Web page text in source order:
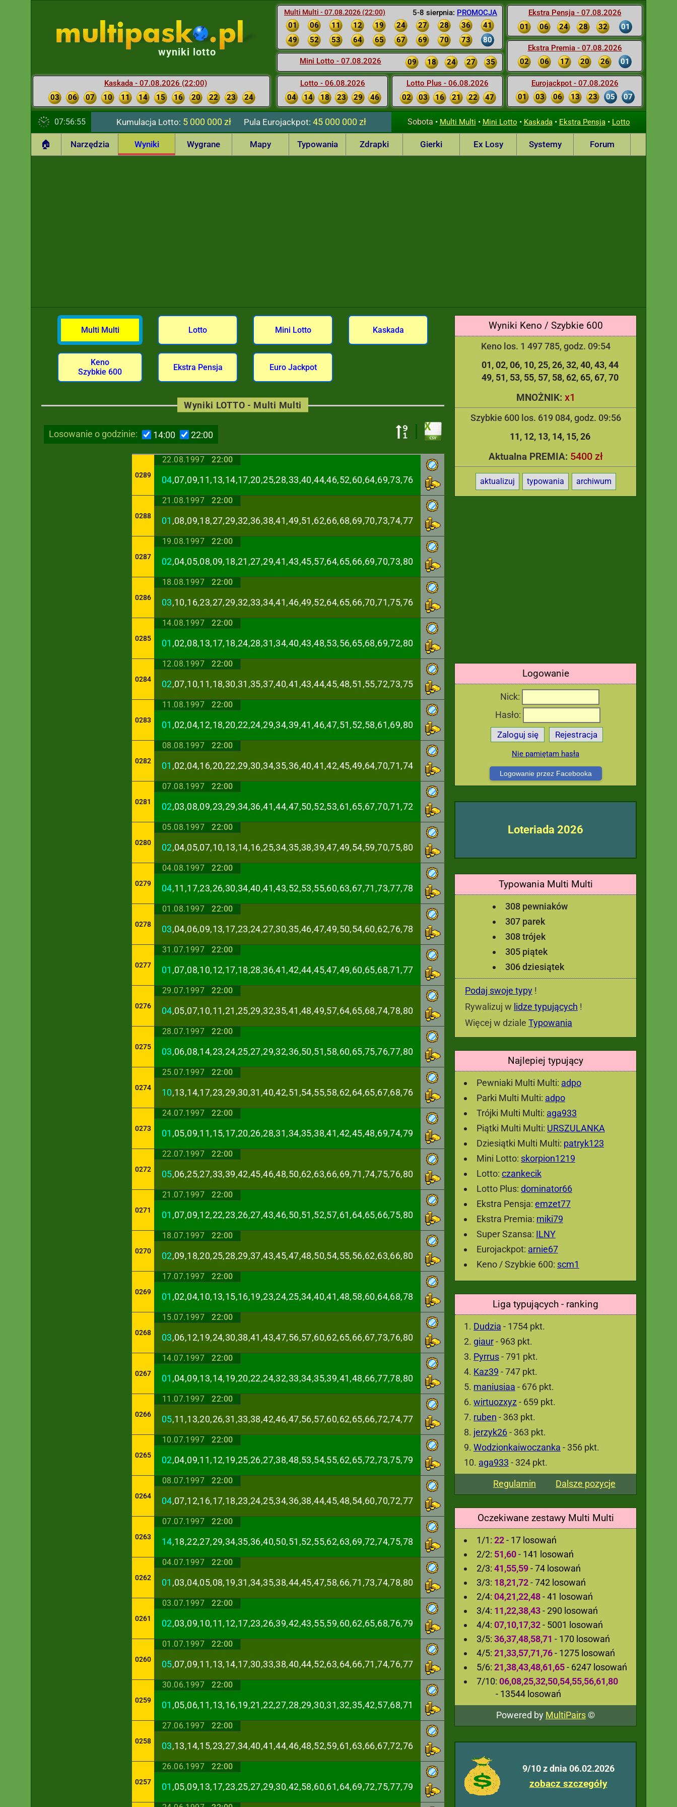
5-8 sierpnia: PROMOCJA
Multi Multi - 07.08.2026 (22:00)
01 06 11 12 19 24 27 28 36
41
49
52 53 64 65 67 69 70 73 80
Mini Lotto - 07.08.2026 09 18 24 27 35
Lotto - 06.08.2026
04
14 18 23 29 46
Lotto Plus - 06.08.2026
02
03 16 21 22 47
Ekstra Pensja - 07.08.2026
01
06 24 28 32 01
Ekstra Premia - 07.08.2026
02
06 17 20 26 01
Eurojackpot - 07.08.2026
01
03 06 13 23 05 07
wyniki lotto
Kaskada - 07.08.2026 (22:00)
03
06 07 10 11 14 15 16 20 22 23 24
07:56:56 Kumulacja Lotto: 5 000 000 zł PulaEurojackpot: 45 000 000 zł Sobota • Multi Multi • Mini Lotto • Kaskada• Ekstra Pensja• Lotto
🏠 Narzędzia Wyniki Wygrane Mapy Typowania Zdrapki Gierki Ex Losy Systemy Forum
Wyniki Keno / Szybkie 600
Keno los. 1 497 785, godz. 09:54
01 02 06 10 25 26 32 40 43 44
49 51 53 55 57 58 62 65 67 70
MNOŻNIK: x1
Szybkie 600 los. 619 084, godz. 09:56
11 12 13 14 15 26
Aktualna PREMIA: 5400 zł
aktualizuj typowania archiwum
Logowanie
Nick:
Hasło:
Zaloguj się Rejestracja
Nie pamiętam hasła
Logowanie przez Facebooka
Loteriada 2026
Typowania Multi Multi
308 pewniaków
307 parek
308 trójek
305 piątek
306 dziesiątek
Podaj swoje typy !
Rywalizuj w lidze typujących !
Więcej w dziale Typowania
Najlepiej typujący
Pewniaki Multi Multi: adpo
Parki Multi Multi: adpo
Trójki Multi Multi: aga933
Piątki Multi Multi: URSZULANKA
Dziesiątki Multi Multi: patryk123
Mini Lotto: skorpion1219
Lotto: czankecik
Lotto Plus: dominator66
Ekstra Pensja: emzet77
Ekstra Premia: miki79
Super Szansa: ILNY
Eurojackpot: arnie67
Keno / Szybkie 600: scm1
Liga typujących - ranking
Dudzia - 1754 pkt.
giaur- 963 pkt.
Pyrrus- 791 pkt.
Kaz39 - 747 pkt.
maniusiaa - 676 pkt.
wirtuozxyz - 659 pkt.
ruben - 363 pkt.
jerzyk26- 363 pkt.
Wodzionkaiwoczanka - 356 pkt.
aga933 - 324 pkt.
Regulamin
Dalsze pozycje
Oczekiwane zestawy Multi Multi
1/1: 22- 17 losowań
2/2: 51,60- 141 losowań
2/3: 41,55,59- 74 losowań
3/3: 18,21,72- 742 losowań
2/4: 04,21,22,48- 41 losowań
3/4: 11,22,38,43- 290 losowań
4/4: 07,10,17,32- 5001 losowań
3/5: 36,37,48,58,71 - 170 losowań
4/5: 21,33,57,71,76- 1275 losowań
5/6: 21,38,43,48,61,65- 6247 losowań
7/10: 06,08,25,32,50,54,55,56,61,80
- 13544 losowań
Powered by MultiPairs©
9/10 z dnia 06.02.2026
zobacz szczegóły
Multi Multi Lotto Mini Lotto Kaskada
Keno
Szybkie 600
Ekstra Pensja Euro Jackpot
Losowanie o godzinie: 14:00 22:00
Wyniki LOTTO - Multi Multi
0289
22.08.1997 22:00
04,07,09,11,13,14,17,20,25,28,33,40,44,46,52,60,64,69,73,76
0288
21.08.1997 22:00
01 ,08,09,18,27,29,32,36,38,41,49,51,62,66,68,69,70,73,74,77
0287
19.08.1997 22:00
02,04,05,08,09,18,21,27,29,41,43,45,57,64,65,66,69,70,73,80
0286
18.08.1997 22:00
03,10,16,23,27,29,32,33,34,41,46,49,52,64,65,66,70,71,75,76
0285
14.08.1997 22:00
01 ,02,08,13,17,18,24,28,31,34,40,43,48,53,56,65,68,69,72,80
0284
12.08.1997 22:00
02,07,10,11,18,30,31,35,37,40,41,43,44,45,48,51,55,72,73,75
0283
11.08.1997 22:00
01 ,02,04,12,18,20,22,24,29,34,39,41,46,47,51,52,58,61,69,80
0282
08.08.1997 22:00
01 ,02,04,16,20,22,29,30,34,35,36,40,41,42,45,49,64,70,71,74
0281
07.08.1997 22:00
02,03,08,09,23,29,34,36,41,44,47,50,52,53,61,65,67,70,71,72
0280
05.08.1997 22:00
02,04,05,07,10,13,14,16,25,34,35,38,39,47,49,54,59,70,75,80
0279
04.08.1997 22:00
04,11,17,23,26,30,34,40,41,43,52,53,55,60,63,67,71,73,77,78
0278
01.08.1997 22:00
03,04,06,09,13,17,23,24,27,30,35,46,47,49,50,54,60,62,76,78
0277
31.07.1997 22:00
01 ,07,08,10,12,17,18,28,36,41,42,44,45,47,49,60,65,68,71,77
0276
29.07.1997 22:00
04,05,07,10,11,21,25,29,32,35,41,48,49,57,64,65,68,74,78,80
0275
28.07.1997 22:00
03,06,08,14,23,24,25,27,29,32,36,50,51,58,60,65,75,76,77,80
0274
25.07.1997 22:00
10,13,14,17,23,29,30,31,40,42,51,54,55,58,62,64,65,67,68,76
0273
24.07.1997 22:00
01 ,05,09,11,15,17,20,26,28,31,34,35,38,41,42,45,48,69,74,79
0272
22.07.1997 22:00
05,06,25,27,33,39,42,45,46,48,50,62,63,66,69,71,74,75,76,80
0271
21.07.1997 22:00
01 ,07,09,12,22,23,26,27,43,46,50,51,52,57,61,64,65,66,75,80
0270
18.07.1997 22:00
02,09,18,20,25,28,29,37,43,45,47,48,50,54,55,56,62,63,66,80
0269
17.07.1997 22:00
01 ,02,04,10,13,15,16,19,23,24,25,34,40,41,48,58,60,64,68,78
0268
15.07.1997 22:00
03,06,12,19,24,30,38,41,43,47,56,57,60,62,65,66,67,73,76,80
0267
14.07.1997 22:00
01 ,04,09,13,14,19,20,22,24,32,33,34,35,39,41,48,66,77,78,80
0266
11.07.1997 22:00
05,11,13,20,26,31,33,38,42,46,47,56,57,60,62,65,66,72,74,77
0265
10.07.1997 22:00
02,04,09,11,12,19,25,26,27,38,48,53,54,55,62,65,72,73,75,79
0264
08.07.1997 22:00
04,07,12,16,17,18,23,24,25,34,36,38,44,45,48,54,60,70,72,77
0263
07.07.1997 22:00
14,18,22,27,29,34,35,36,40,50,51,52,55,62,63,69,72,74,75,78
0262
04.07.1997 22:00
01 ,03,04,05,08,19,31,34,35,38,44,45,47,58,66,71,73,74,78,80
0261
03.07.1997 22:00
02,03,09,10,11,12,17,23,26,39,42,43,55,59,60,62,65,68,76,79
0260
01.07.1997 22:00
05,07,09,11,13,14,17,30,33,38,40,44,52,63,64,66,71,74,76,77
0259
30.06.1997 22:00
01 ,05,06,11,13,16,19,21,22,27,28,29,30,31,32,35,42,57,68,71
0258
27.06.1997 22:00
03,13,14,15,23,27,34,40,41,44,46,48,52,59,61,63,66,67,72,76
0257
26.06.1997 22:00
01 ,05,09,13,17,23,25,27,29,30,42,58,60,61,64,69,72,75,77,79